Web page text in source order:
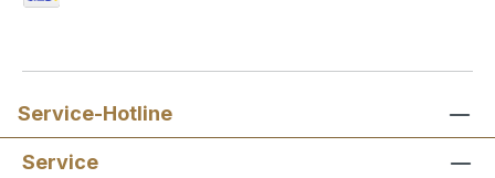
Service-Hotline
Service